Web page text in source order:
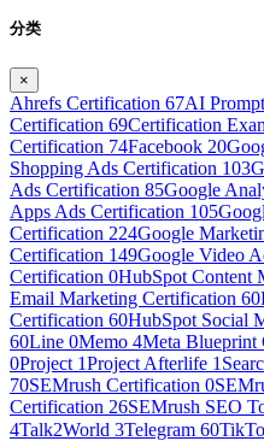
分类
×
Ahrefs Certification 67AI Prompt
Certification 69Certification
Certification 74Facebook 20
Shopping Ads Certification 103
Ads Certification 85Google
Apps Ads Certification 105
Certification 224Google
Certification 149Google Video
Certification 0HubSpot Content
Email Marketing Certification 60
Certification 60HubSpot Social
60Line 0Memo 4Meta Blueprint
0Project 1Project Afterlife 1
70SEMrush Certification 0
Certification 26SEMrush SEO
4Talk2World 3Telegram 60